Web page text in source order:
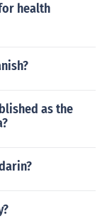
health
as the